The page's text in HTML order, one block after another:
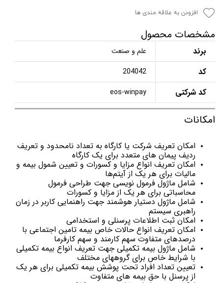
افزودن به علاقه مندی ها
مشخصات محصول
برند علم و صنعت
کد 204042
کد شرکتی eos-winpay
امکانات
امکان تعریف شرکت یا کارگاه به تعداد نامحدود و تعریف
ردیف پیمان های متعدد برای یک کارگاه
امکان تعریف انواع مزایا و کسورات و تعیین شمول بیمه و
مالیات برای هر یک از آیتم‌ها
شامل ماژول فرمول نویسی جهت طراحی فرمول
محاسباتی برای هر یک از مزایا و کسورات
شامل ماژول دستیار هوشمند جهت راهنمایی کاربر در زمان
راهبری سیستم
امکان ثبت اطلاعات پرسنلی و استخدامی
امکان تعریف انواع حالات خاص بیمه تامین اجتماعی با
درصدهای متفاوت سهم کارمند و سهم کارفرما
شامل ماژول بیمه تکمیلی جهت تعریف انواع بیمه تکمیلی
با شرایط خاص برای گروههای مختلف
تعیین تعداد افراد تحت پوشش بیمه تکمیلی برای هر یک
از پرسنل با حق بیمه های متفاوت